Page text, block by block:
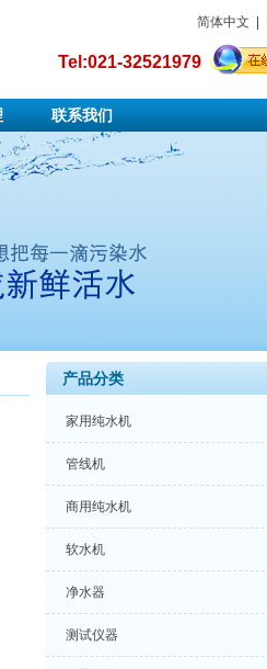
简体中文
Tel:021-32521979
联系我们
产品分类
家用纯水机
管线机
商用纯水机
软水机
净水器
测试仪器